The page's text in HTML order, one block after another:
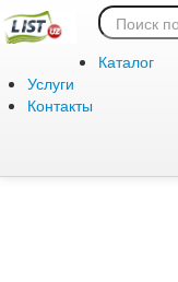
Каталог
Услуги
Контакты
Ошибка